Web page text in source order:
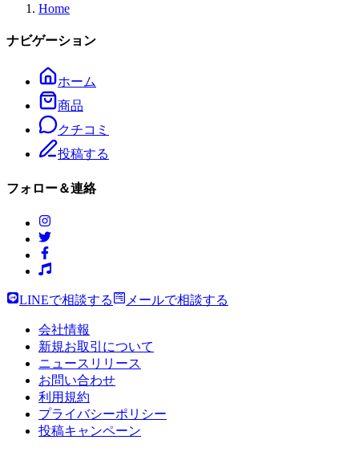
Home
ナビゲーション
ホーム
商品
クチコミ
投稿する
フォロー＆連絡
LINEで相談する メールで相談する
会社情報
新規お取引について
ニュースリリース
お問い合わせ
利用規約
プライバシーポリシー
投稿キャンペーン